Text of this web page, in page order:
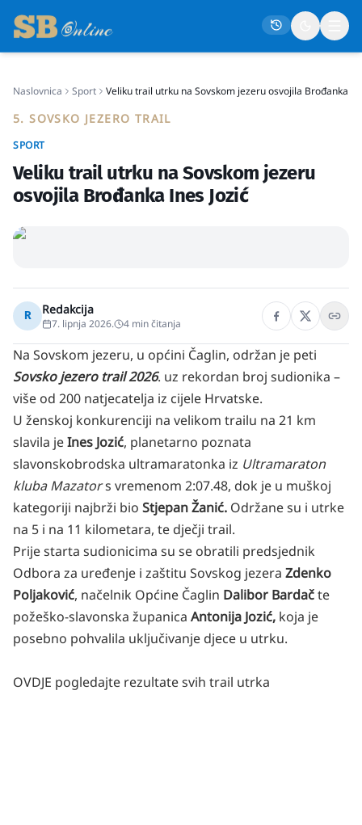
Politika
Gospodarstvo
Kultura
Naslovnica Sport Veliku trail utrku na Sovskom jezeru osvojila Brođanka
5. SOVSKO JEZERO TRAIL
SPORT
Veliku trail utrku na Sovskom jezeru
osvojila Brođanka Ines Jozić
R Redakcija
7. lipnja 2026. 4 min čitanja
Na Sovskom jezeru, u općini Čaglin, održan je peti
Sovsko jezero trail 2026. uz rekordan broj sudionika –
više od 200 natjecatelja iz cijele Hrvatske.
U ženskoj konkurenciji na velikom trailu na 21 km
slavila jeInes Jozić, planetarno poznata
slavonskobrodska ultramaratonka iz Ultramaraton
kluba Mazators vremenom 2:07.48, dok je u muškoj
kategoriji najbrži bio Stjepan Žanić. Održane su i utrke
na 5 i na 11 kilometara, te dječji trail.
Prije starta sudionicima su se obratili predsjednik
Odbora za uređenje i zaštitu Sovskog jezera Zdenko
Poljaković, načelnik Općine Čaglin Dalibor Bardačte
požeško-slavonska županica Antonija Jozić, koja je
posebno pohvalila uključivanje djece u utrku.
OVDJE pogledajte rezultate svih trail utrka